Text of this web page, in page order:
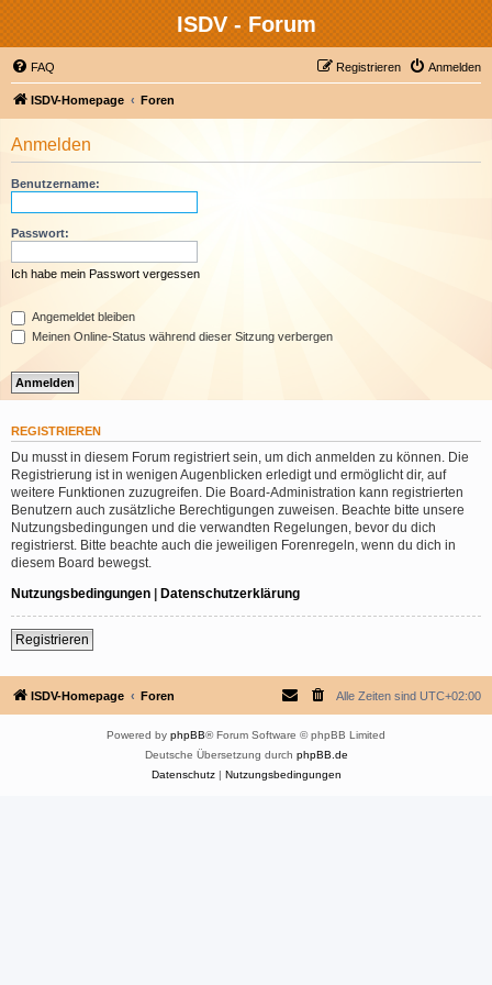
ISDV - Forum
FAQ Anmelden
Registrieren
ISDV-Homepage Foren
Anmelden
Benutzername:
Passwort:
Ich habe mein Passwort vergessen
Angemeldet bleiben
Meinen Online-Status während dieser Sitzung verbergen
REGISTRIEREN
Du musst in diesem Forum registriert sein, um dich anmelden zu können. Die
Registrierung ist in wenigen Augenblicken erledigt und ermöglicht dir, auf
weitere Funktionen zuzugreifen. Die Board-Administration kann registrierten
Benutzern auch zusätzliche Berechtigungen zuweisen. Beachte bitte unsere
Nutzungsbedingungen und die verwandten Regelungen, bevor du dich
registrierst. Bitte beachte auch die jeweiligen Forenregeln, wenn du dich in
diesem Board bewegst.
Nutzungsbedingungen | Datenschutzerklärung
Registrieren
ISDV-Homepage Foren Alle Zeiten sind UTC+02:00
Powered by phpBB® Forum Software © phpBB Limited
Deutsche Übersetzung durch phpBB.de
Datenschutz| Nutzungsbedingungen